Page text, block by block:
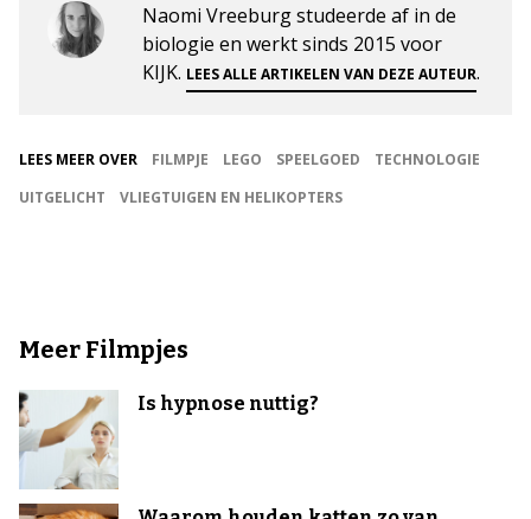
Naomi Vreeburg studeerde af in de
biologie en werkt sinds 2015 voor
KIJK. LEES ALLE ARTIKELEN VAN DEZE AUTEUR.
LEES MEER OVER FILMPJE LEGO SPEELGOED
TECHNOLOGIE
UITGELICHT
VLIEGTUIGEN EN HELIKOPTERS
Meer Filmpjes
Is hypnose nuttig?